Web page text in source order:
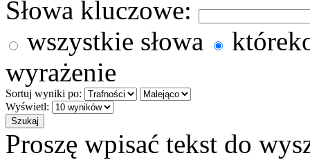
Słowa kluczowe:
wszystkie słowa
wyrażenie
Sortuj wyniki po:
Wyświetl:
Proszę wpisać tekst do